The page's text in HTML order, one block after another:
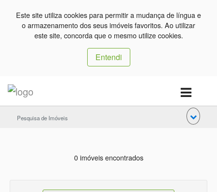
Este site utiliza cookies para permitir a mudança de língua e
o armazenamento dos seus imóveis favoritos. Ao utilizar
este site, concorda que o mesmo utilize cookies.
Entendi
Pesquisa de Imóveis
0 imóveis encontrados